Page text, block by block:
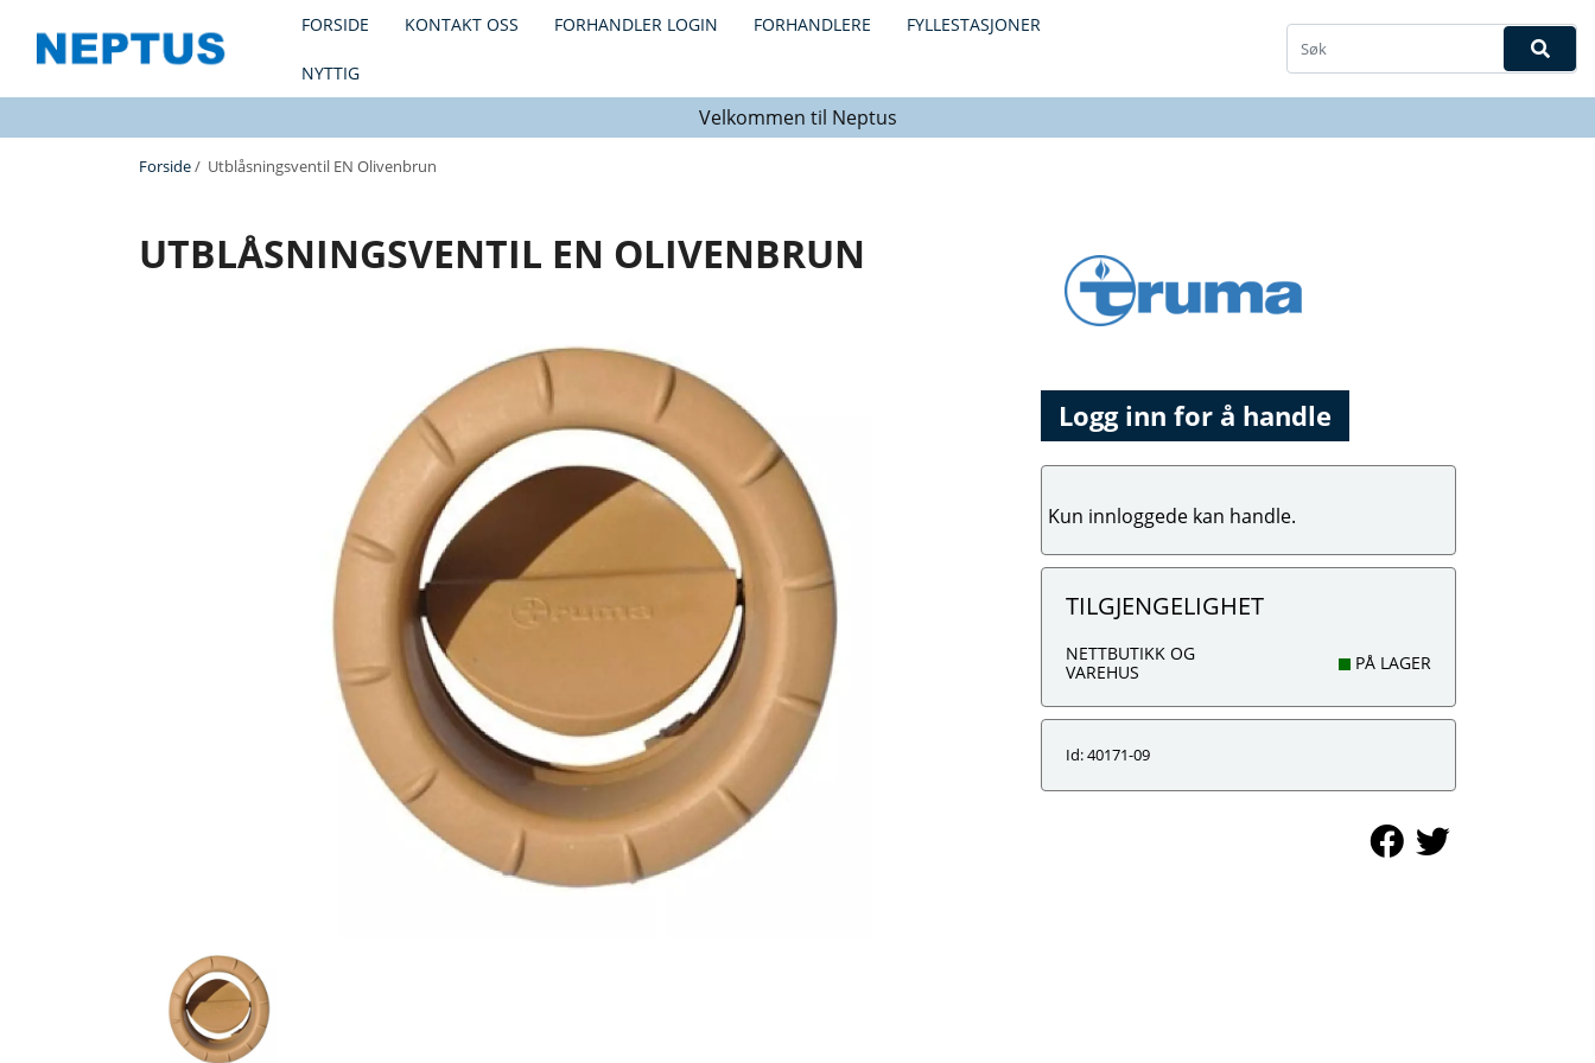
FORSIDE KONTAKT OSS FORHANDLER LOGIN FORHANDLERE FYLLESTASJONER
NYTTIG
Velkommen til Neptus
Forside/ Utblåsningsventil EN Olivenbrun
UTBLÅSNINGSVENTIL EN OLIVENBRUN
Logg inn for å handle
Kun innloggede kan handle.
TILGJENGELIGHET
NETTBUTIKK OG
VAREHUS
PÅ LAGER
Id: 40171-09